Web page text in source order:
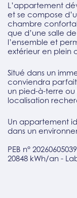
L’appartement
et se compose
chambre
que d’une salle
l’ensemble et
extérieur en plein
Situé dans un
conviendra
un pied-à-terre ou
localisation
Un appartement
dans un
PEB n°
20848 kWh/an -